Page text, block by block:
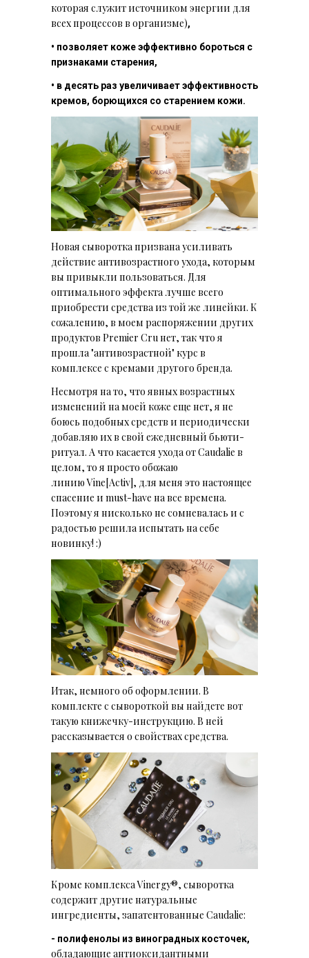
которая служит источником энергии для
всех процессов в организме),
• позволяет коже эффективно бороться с
признаками старения,
• в десять раз увеличивает эффективность
кремов, борющихся со старением кожи.
Новая сыворотка призвана усиливать
действие антивозрастного ухода, которым
вы привыкли пользоваться. Для
оптимального эффекта лучше всего
приобрести средства из той же линейки. К
сожалению, в моем распоряжении других
продуктов Premier Cru нет, так что я
прошла "антивозрастной" курс в
комплексе с кремами другого бренда.
Несмотря на то, что явных возрастных
изменений на моей коже еще нет, я не
боюсь подобных средств и периодически
добавляю их в свой ежедневный бьюти-
ритуал. А что касается ухода от Caudalie в
целом, то я просто обожаю
линию Vine[Activ], для меня это настоящее
спасение и must-have на все времена.
Поэтому я нисколько не сомневалась и с
радостью решила испытать на себе
новинку! :)
Итак, немного об оформлении. В
комплекте с сывороткой вы найдете вот
такую книжечку-инструкцию. В ней
рассказывается о свойствах средства.
Кроме комплекса Vinergy®, сыворотка
содержит другие натуральные
ингредиенты, запатентованные Caudalie:
- полифенолы из виноградных косточек,
обладающие антиоксидантными